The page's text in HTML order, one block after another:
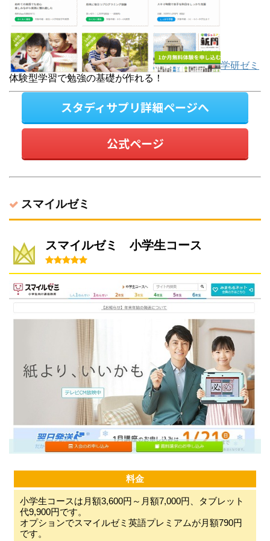
学研ゼミ
体験型学習で勉強の基礎が作れる！
スタディサプリ詳細ページへ
公式ページ
スマイルゼミ
スマイルゼミ 小学生コース
料金
小学生コースは月額3,600円～月額7,000円、タブレット
代9,900円です。
オプションでスマイルゼミ英語プレミアムが月額790円
です。